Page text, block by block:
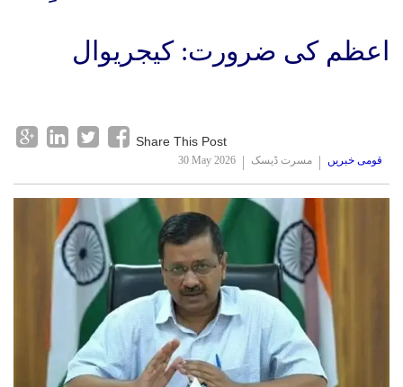
اعظم کی ضرورت: کیجریوال
Share This Post
30 May 2026 مسرت ڈیسک قومی خبریں